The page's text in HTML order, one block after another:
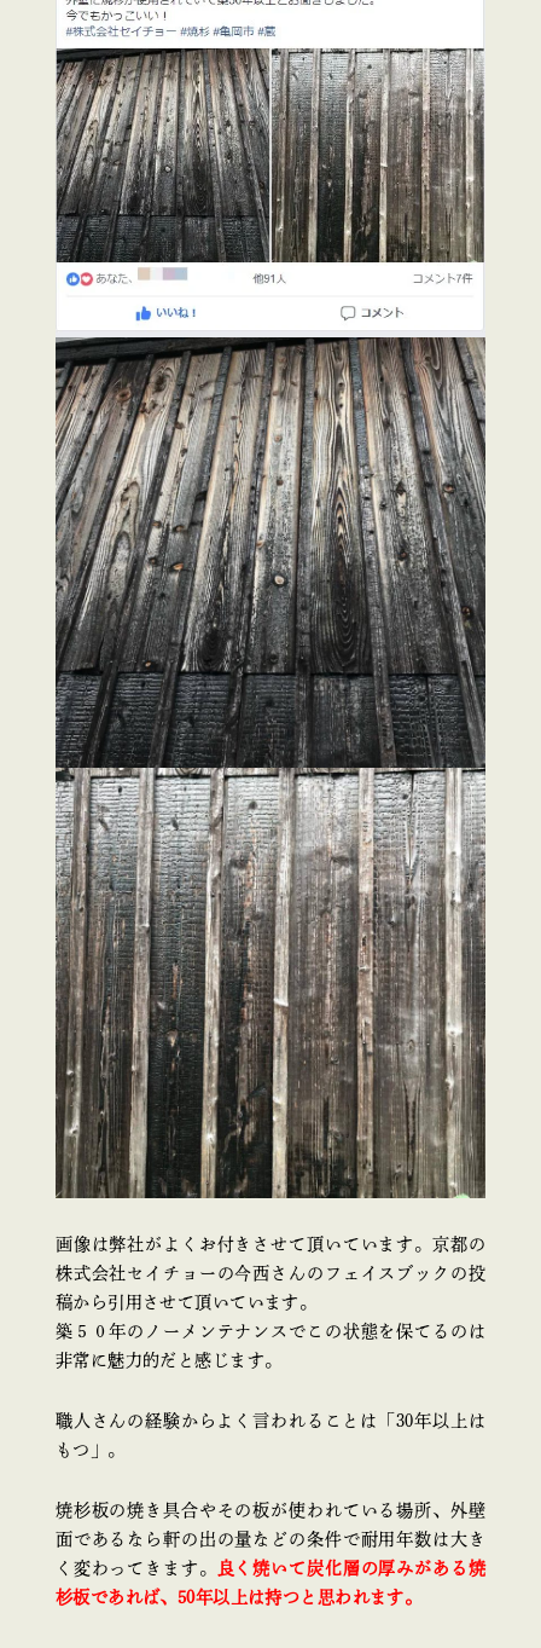
画像は弊社がよくお付きさせて頂いています。京都の
株式会社セイチョーの今西さんのフェイスブックの投
稿から引用させて頂いています。
築５０年のノーメンテナンスでこの状態を保てるのは
非常に魅力的だと感じます。
職人さんの経験からよく言われることは「30年以上は
もつ」。
焼杉板の焼き具合やその板が使われている場所、外壁
面であるなら軒の出の量などの条件で耐用年数は大き
く変わってきます。
良く焼いて炭化層の厚みがある焼
杉板であれば、50年以上は持つと思われます。